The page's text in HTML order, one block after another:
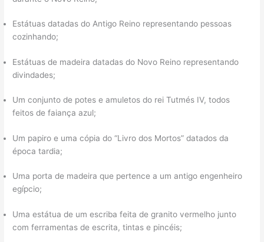
Estátuas datadas do Antigo Reino representando pessoas
cozinhando;
Estátuas de madeira datadas do Novo Reino representando
divindades;
Um conjunto de potes e amuletos do rei Tutmés IV, todos
feitos de faiança azul;
Um papiro e uma cópia do “Livro dos Mortos” datados da
época tardia;
Uma porta de madeira que pertence a um antigo engenheiro
egípcio;
Uma estátua de um escriba feita de granito vermelho junto
com ferramentas de escrita, tintas e pincéis;